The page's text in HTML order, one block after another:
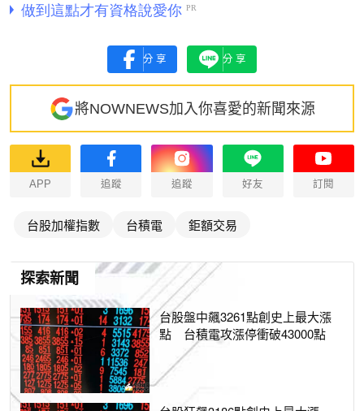
分享 分享
將NOWNEWS加入你喜愛的新聞來源
APP 追蹤 追蹤 好友 訂閱
台股加權指數 台積電 鉅額交易
探索新聞
台股盤中飆3261點創史上最大漲
點 台積電攻漲停衝破43000點